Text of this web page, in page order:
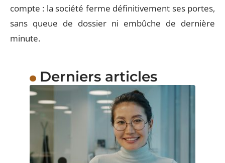
compte : la société ferme définitivement ses portes,
sans queue de dossier ni embûche de dernière
minute.
Derniers articles